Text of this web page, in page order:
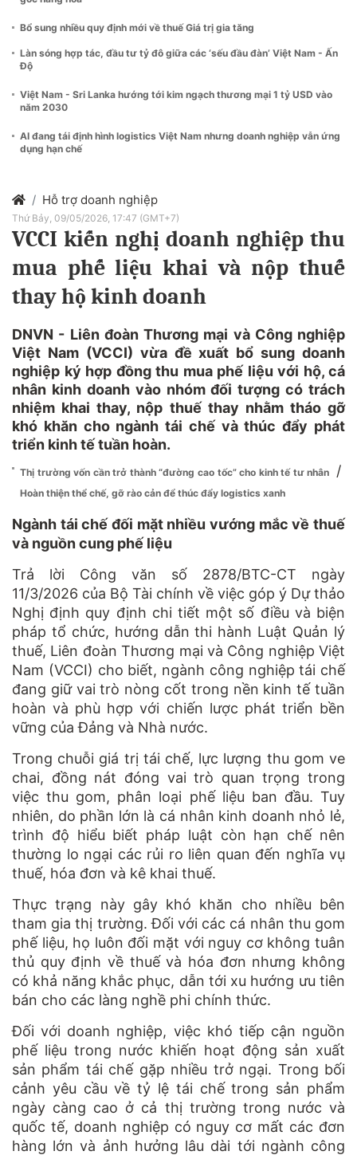
Bổ sung nhiều quy định mới về thuế Giá trị gia tăng
Làn sóng hợp tác, đầu tư tỷ đô giữa các ‘sếu đầu đàn’ Việt Nam - Ấn
Độ
Việt Nam - Sri Lanka hướng tới kim ngạch thương mại 1 tỷ USD vào
năm 2030
AI đang tái định hình logistics Việt Nam nhưng doanh nghiệp vẫn ứng
dụng hạn chế
Hỗ trợ doanh nghiệp
Thứ Bảy, 09/05/2026, 17:47 (GMT+7)
VCCI kiến nghị doanh nghiệp thu
mua phế liệu khai và nộp thuế
thay hộ kinh doanh
DNVN - Liên đoàn Thương mại và Công nghiệp
Việt Nam (VCCI) vừa đề xuất bổ sung doanh
nghiệp ký hợp đồng thu mua phế liệu với hộ, cá
nhân kinh doanh vào nhóm đối tượng có trách
nhiệm khai thay, nộp thuế thay nhằm tháo gỡ
khó khăn cho ngành tái chế và thúc đẩy phát
triển kinh tế tuần hoàn.
Thị trường vốn cần trở thành “đường cao tốc” cho kinh tế tư nhân /
Hoàn thiện thể chế, gỡ rào cản để thúc đẩy logistics xanh
Ngành tái chế đối mặt nhiều vướng mắc về thuế
và nguồn cung phế liệu
Trả lời Công văn số 2878/BTC-CT ngày
11/3/2026 của Bộ Tài chính về việc góp ý Dự thảo
Nghị định quy định chi tiết một số điều và biện
pháp tổ chức, hướng dẫn thi hành Luật Quản lý
thuế, Liên đoàn Thương mại và Công nghiệp Việt
Nam (VCCI) cho biết, ngành công nghiệp tái chế
đang giữ vai trò nòng cốt trong nền kinh tế tuần
hoàn và phù hợp với chiến lược phát triển bền
vững của Đảng và Nhà nước.
Trong chuỗi giá trị tái chế, lực lượng thu gom ve
chai, đồng nát đóng vai trò quan trọng trong
việc thu gom, phân loại phế liệu ban đầu. Tuy
nhiên, do phần lớn là cá nhân kinh doanh nhỏ lẻ,
trình độ hiểu biết pháp luật còn hạn chế nên
thường lo ngại các rủi ro liên quan đến nghĩa vụ
thuế, hóa đơn và kê khai thuế.
Thực trạng này gây khó khăn cho nhiều bên
tham gia thị trường. Đối với các cá nhân thu gom
phế liệu, họ luôn đối mặt với nguy cơ không tuân
thủ quy định về thuế và hóa đơn nhưng không
có khả năng khắc phục, dẫn tới xu hướng ưu tiên
bán cho các làng nghề phi chính thức.
Đối với doanh nghiệp, việc khó tiếp cận nguồn
phế liệu trong nước khiến hoạt động sản xuất
sản phẩm tái chế gặp nhiều trở ngại. Trong bối
cảnh yêu cầu về tỷ lệ tái chế trong sản phẩm
ngày càng cao ở cả thị trường trong nước và
quốc tế, doanh nghiệp có nguy cơ mất các đơn
hàng lớn và ảnh hưởng lâu dài tới ngành công